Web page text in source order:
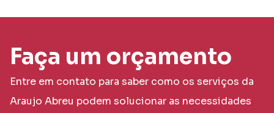
Faça um orçamento
Entre em contato para saber como os serviços da
Araujo Abreu podem solucionar as necessidades